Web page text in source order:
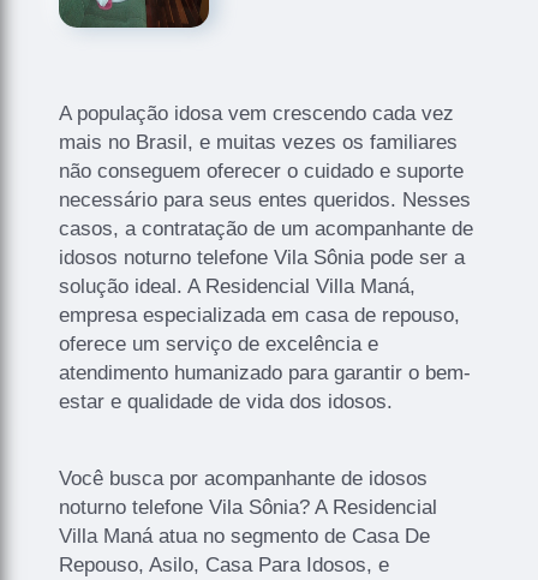
A população idosa vem crescendo cada vez
mais no Brasil, e muitas vezes os familiares
não conseguem oferecer o cuidado e suporte
necessário para seus entes queridos. Nesses
casos, a contratação de um acompanhante de
idosos noturno telefone Vila Sônia pode ser a
solução ideal. A Residencial Villa Maná,
empresa especializada em casa de repouso,
oferece um serviço de excelência e
atendimento humanizado para garantir o bem-
estar e qualidade de vida dos idosos.
Você busca por acompanhante de idosos
noturno telefone Vila Sônia? A Residencial
Villa Maná atua no segmento de Casa De
Repouso, Asilo, Casa Para Idosos, e